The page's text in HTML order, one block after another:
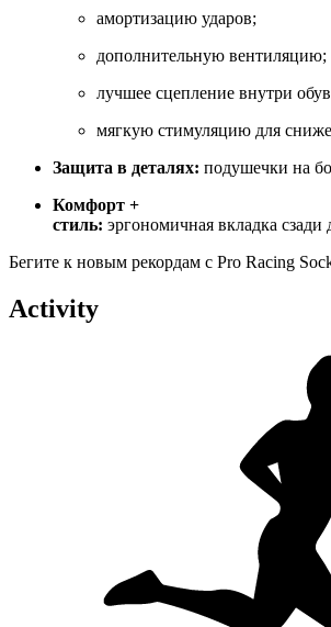
амортизацию ударов;
дополнительную вентиляцию;
лучшее сцепление внутри
мягкую стимуляцию для
Защита в деталях: подушечки на
Комфорт +
стиль: эргономичная вкладка сзади
Бегите к новым рекордам с Pro Racing
Activity